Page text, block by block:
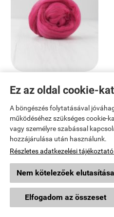
Ez az oldal cookie-
A böngészés folytatásával
működéséhez szükséges cookie-
vagy személyre szabással
hozzájárulása után használunk.
Részletes adatkezelési tájékoztató
Nem kötelezőek elutasítása
Elfogadom az összeset
RASPBERRY (Málna) 18-19 mic.
Ausztrál merinó szalaggyapjú
22 500 Ft
 KOSÁRBA